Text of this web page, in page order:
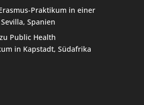
Praktikum in einer
Spanien
zu Public Health
in Kapstadt, Südafrika